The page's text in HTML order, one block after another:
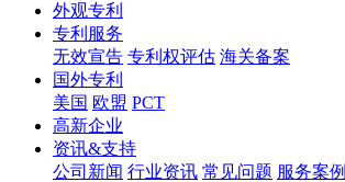
外观专利
专利服务
无效宣告 专利权评估 海关备案
国外专利
美国 欧盟 PCT
高新企业
资讯&支持
公司新闻 行业资讯 常见问题 服务案例